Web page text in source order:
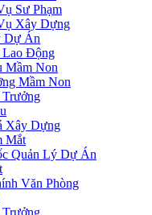
Sư Phạm
Xây Dựng
Dự Án
Lao Động
Mầm Non
Mầm Non
Xây Dựng
Mắt
Quản Lý Dự Án
Văn Phòng